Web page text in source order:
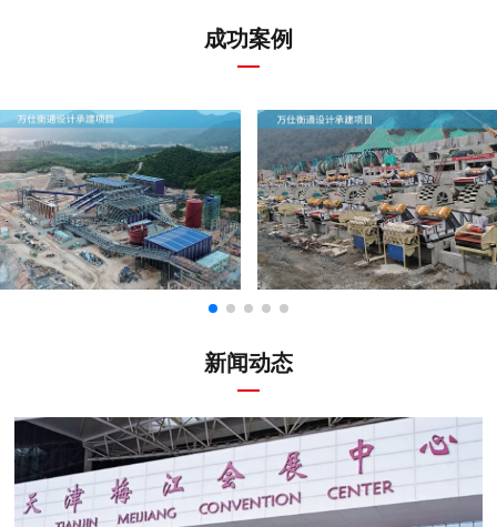
成功案例
新闻动态